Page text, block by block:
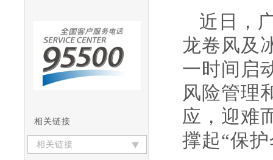
相关链接
相关链接
近日，
龙卷风及
一时间启
风险管理
应，迎难
撑起“保